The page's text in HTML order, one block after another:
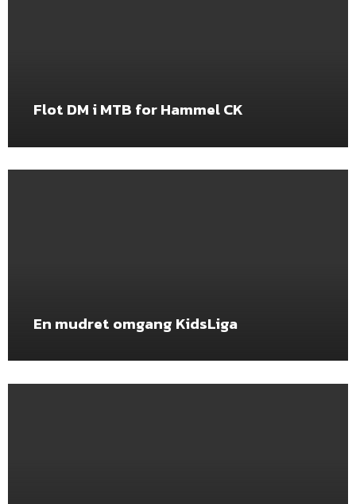
Flot DM i MTB for Hammel CK
En mudret omgang KidsLiga